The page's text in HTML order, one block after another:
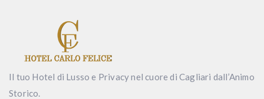
Il tuo Hotel di Lusso e Privacy nel cuore di Cagliari dall’Animo
Storico.